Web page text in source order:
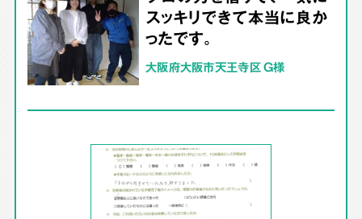
スッキリできて本当に良か
ったです。
大阪府大阪市天王寺区 G様